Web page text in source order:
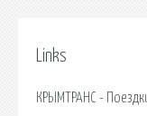
Links
КРЫМТРАНС -